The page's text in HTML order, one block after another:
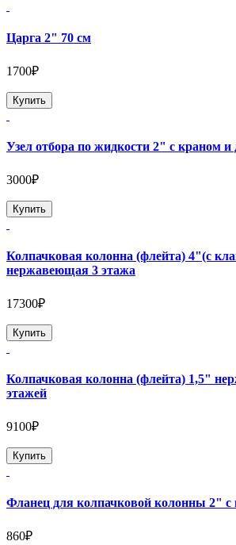
Царга 2" 70 см
1700₽
Купить
Узел отбора по жидкости 2" с краном и
3000₽
Купить
Колпачковая колонна (флейта) 4"(с
нержавеющая 3 этажа
17300₽
Купить
Колпачковая колонна (флейта) 1,5"
этажей
9100₽
Купить
Фланец для колпачковой колонны 2" с
860₽